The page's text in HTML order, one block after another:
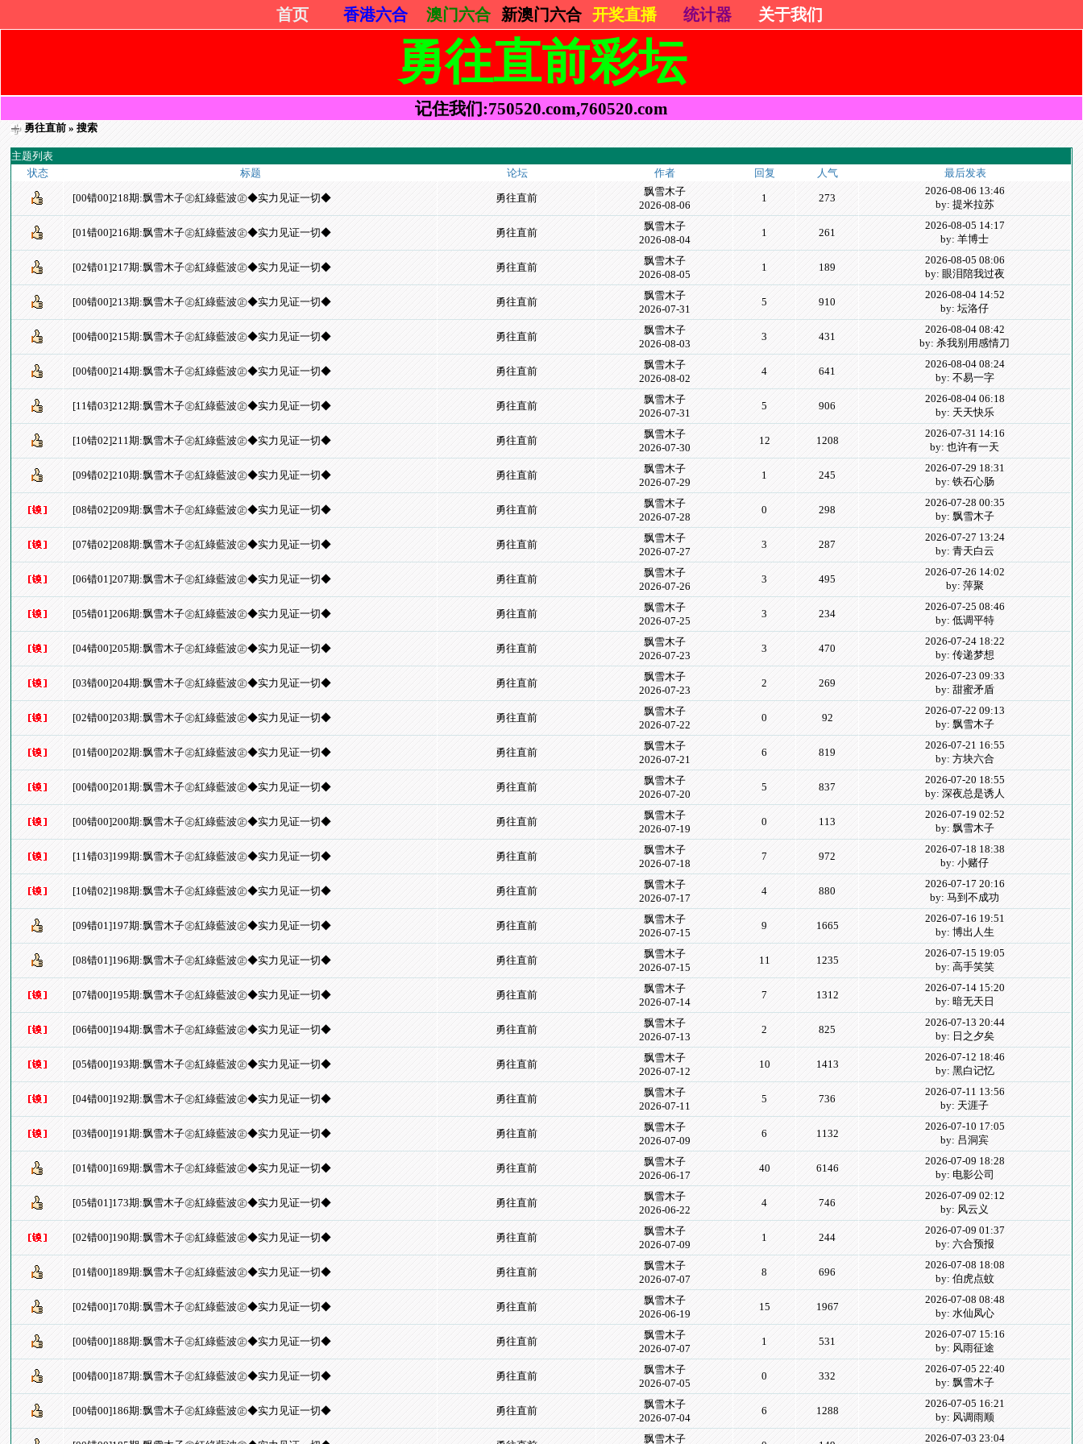
首页 香港六合 澳门六合 新澳门六合 开奖直播 统计器 关于我们
勇往直前彩坛
记住我们:750520.com,760520.com
勇往直前 » 搜索
主题列表
状态
标题 论坛 作者 回复 人气 最后发表
[00错00]218期:飘雪木子㊣紅綠藍波㊣◆实力见证一切◆ 勇往直前
飘雪木子
2026-08-06
1 273
2026-08-06 13:46
by: 提米拉苏
[01错00]216期:飘雪木子㊣紅綠藍波㊣◆实力见证一切◆ 勇往直前
飘雪木子
2026-08-04
1 261
2026-08-05 14:17
by: 羊博士
[02错01]217期:飘雪木子㊣紅綠藍波㊣◆实力见证一切◆ 勇往直前
飘雪木子
2026-08-05
1 189
2026-08-05 08:06
by: 眼泪陪我过夜
[00错00]213期:飘雪木子㊣紅綠藍波㊣◆实力见证一切◆ 勇往直前
飘雪木子
2026-07-31
5 910
2026-08-04 14:52
by: 坛洛仔
[00错00]215期:飘雪木子㊣紅綠藍波㊣◆实力见证一切◆ 勇往直前
飘雪木子
2026-08-03
3 431
2026-08-04 08:42
by: 杀我别用感情刀
[00错00]214期:飘雪木子㊣紅綠藍波㊣◆实力见证一切◆ 勇往直前
飘雪木子
2026-08-02
4 641
2026-08-04 08:24
by: 不易一字
[11错03]212期:飘雪木子㊣紅綠藍波㊣◆实力见证一切◆ 勇往直前
飘雪木子
2026-07-31
5 906
2026-08-04 06:18
by: 天天快乐
[10错02]211期:飘雪木子㊣紅綠藍波㊣◆实力见证一切◆ 勇往直前
飘雪木子
2026-07-30
12 1208
2026-07-31 14:16
by: 也许有一天
[09错02]210期:飘雪木子㊣紅綠藍波㊣◆实力见证一切◆ 勇往直前
飘雪木子
2026-07-29
1 245
2026-07-29 18:31
by: 铁石心肠
[08错02]209期:飘雪木子㊣紅綠藍波㊣◆实力见证一切◆ 勇往直前
飘雪木子
2026-07-28
0 298
2026-07-28 00:35
by: 飘雪木子
[07错02]208期:飘雪木子㊣紅綠藍波㊣◆实力见证一切◆ 勇往直前
飘雪木子
2026-07-27
3 287
2026-07-27 13:24
by: 青天白云
[06错01]207期:飘雪木子㊣紅綠藍波㊣◆实力见证一切◆ 勇往直前
飘雪木子
2026-07-26
3 495
2026-07-26 14:02
by: 萍聚
[05错01]206期:飘雪木子㊣紅綠藍波㊣◆实力见证一切◆ 勇往直前
飘雪木子
2026-07-25
3 234
2026-07-25 08:46
by: 低调平特
[04错00]205期:飘雪木子㊣紅綠藍波㊣◆实力见证一切◆ 勇往直前
飘雪木子
2026-07-23
3 470
2026-07-24 18:22
by: 传递梦想
[03错00]204期:飘雪木子㊣紅綠藍波㊣◆实力见证一切◆ 勇往直前
飘雪木子
2026-07-23
2 269
2026-07-23 09:33
by: 甜蜜矛盾
[02错00]203期:飘雪木子㊣紅綠藍波㊣◆实力见证一切◆ 勇往直前
飘雪木子
2026-07-22
0 92
2026-07-22 09:13
by: 飘雪木子
[01错00]202期:飘雪木子㊣紅綠藍波㊣◆实力见证一切◆ 勇往直前
飘雪木子
2026-07-21
6 819
2026-07-21 16:55
by: 方块六合
[00错00]201期:飘雪木子㊣紅綠藍波㊣◆实力见证一切◆ 勇往直前
飘雪木子
2026-07-20
5 837
2026-07-20 18:55
by: 深夜总是诱人
[00错00]200期:飘雪木子㊣紅綠藍波㊣◆实力见证一切◆ 勇往直前
飘雪木子
2026-07-19
0 113
2026-07-19 02:52
by: 飘雪木子
[11错03]199期:飘雪木子㊣紅綠藍波㊣◆实力见证一切◆ 勇往直前
飘雪木子
2026-07-18
7 972
2026-07-18 18:38
by: 小赌仔
[10错02]198期:飘雪木子㊣紅綠藍波㊣◆实力见证一切◆ 勇往直前
飘雪木子
2026-07-17
4 880
2026-07-17 20:16
by: 马到不成功
[09错01]197期:飘雪木子㊣紅綠藍波㊣◆实力见证一切◆ 勇往直前
飘雪木子
2026-07-15
9 1665
2026-07-16 19:51
by: 博出人生
[08错01]196期:飘雪木子㊣紅綠藍波㊣◆实力见证一切◆ 勇往直前
飘雪木子
2026-07-15
11 1235
2026-07-15 19:05
by: 高手笑笑
[07错00]195期:飘雪木子㊣紅綠藍波㊣◆实力见证一切◆ 勇往直前
飘雪木子
2026-07-14
7 1312
2026-07-14 15:20
by: 暗无天日
[06错00]194期:飘雪木子㊣紅綠藍波㊣◆实力见证一切◆ 勇往直前
飘雪木子
2026-07-13
2 825
2026-07-13 20:44
by: 日之夕矣
[05错00]193期:飘雪木子㊣紅綠藍波㊣◆实力见证一切◆ 勇往直前
飘雪木子
2026-07-12
10 1413
2026-07-12 18:46
by: 黑白记忆
[04错00]192期:飘雪木子㊣紅綠藍波㊣◆实力见证一切◆ 勇往直前
飘雪木子
2026-07-11
5 736
2026-07-11 13:56
by: 天涯子
[03错00]191期:飘雪木子㊣紅綠藍波㊣◆实力见证一切◆ 勇往直前
飘雪木子
2026-07-09
6 1132
2026-07-10 17:05
by: 吕洞宾
[01错00]169期:飘雪木子㊣紅綠藍波㊣◆实力见证一切◆ 勇往直前
飘雪木子
2026-06-17
40 6146
2026-07-09 18:28
by: 电影公司
[05错01]173期:飘雪木子㊣紅綠藍波㊣◆实力见证一切◆ 勇往直前
飘雪木子
2026-06-22
4 746
2026-07-09 02:12
by: 风云义
[02错00]190期:飘雪木子㊣紅綠藍波㊣◆实力见证一切◆ 勇往直前
飘雪木子
2026-07-09
1 244
2026-07-09 01:37
by: 六合预报
[01错00]189期:飘雪木子㊣紅綠藍波㊣◆实力见证一切◆ 勇往直前
飘雪木子
2026-07-07
8 696
2026-07-08 18:08
by: 伯虎点蚊
[02错00]170期:飘雪木子㊣紅綠藍波㊣◆实力见证一切◆ 勇往直前
飘雪木子
2026-06-19
15 1967
2026-07-08 08:48
by: 水仙凤心
[00错00]188期:飘雪木子㊣紅綠藍波㊣◆实力见证一切◆ 勇往直前
飘雪木子
2026-07-07
1 531
2026-07-07 15:16
by: 风雨征途
[00错00]187期:飘雪木子㊣紅綠藍波㊣◆实力见证一切◆ 勇往直前
飘雪木子
2026-07-05
0 332
2026-07-05 22:40
by: 飘雪木子
[00错00]186期:飘雪木子㊣紅綠藍波㊣◆实力见证一切◆ 勇往直前
飘雪木子
2026-07-04
6 1288
2026-07-05 16:21
by: 风调雨顺
飘雪木子 2026-07-03 23:04